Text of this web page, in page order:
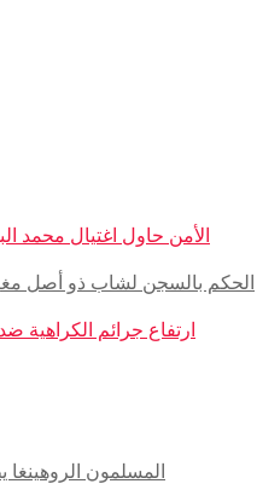
الأمن حاول اغتيال محمد
الحكم بالسجن لشاب ذو أصل مغربي
ارتفاع جرائم الكراهية ضد المهاجرين في الاتحاد
المسلمون الروهينغا